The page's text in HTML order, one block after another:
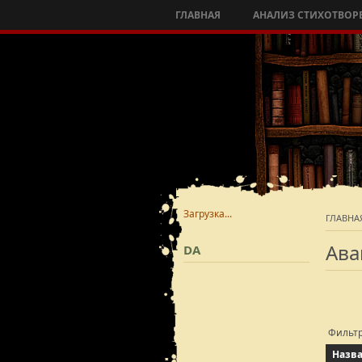
ГЛАВНАЯ АНАЛИЗ
Загрузка...
DA